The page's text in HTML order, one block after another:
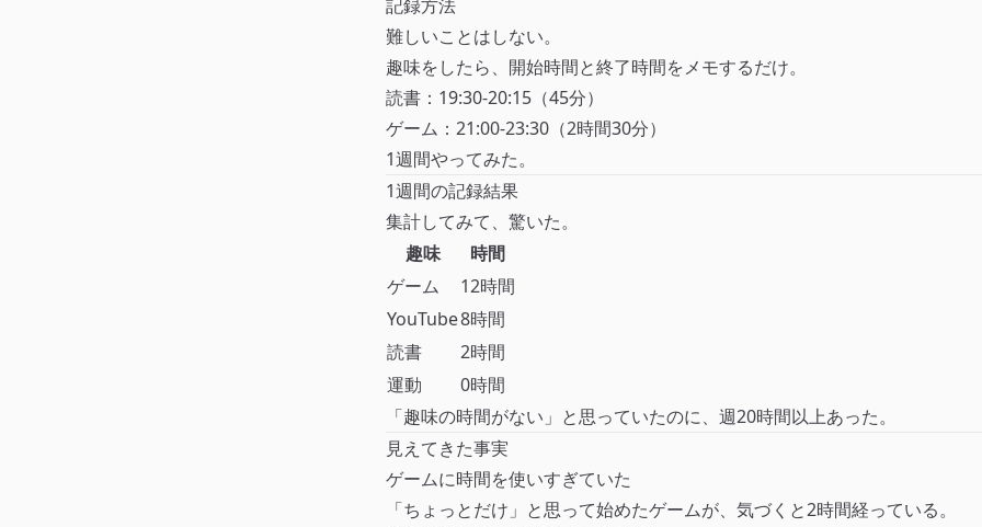
記録方法
難しいことはしない。
趣味をしたら、開始時間と終了時間をメモするだけ。
読書：19:30-20:15（45分）
ゲーム：21:00-23:30（2時間30分）
1週間やってみた。
1週間の記録結果
集計してみて、驚いた。
趣味
時間
ゲーム
12時間
YouTube8時間
読書
2時間
運動
0時間
「趣味の時間がない」と思っていたのに、週20時間以上あった。
見えてきた事実
ゲームに時間を使いすぎていた
「ちょっとだけ」と思って始めたゲームが、気づくと2時間経っている。